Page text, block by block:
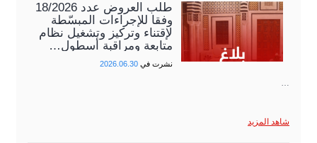
طلب العروض عدد 18/2026
وفقا للإجراءات المبسّطة
لإقتناء وتركيز وتشغيل نظام
متابعة ومراقبة أسطول…
نشرت في 2026.06.30
…
شاهد المزيد